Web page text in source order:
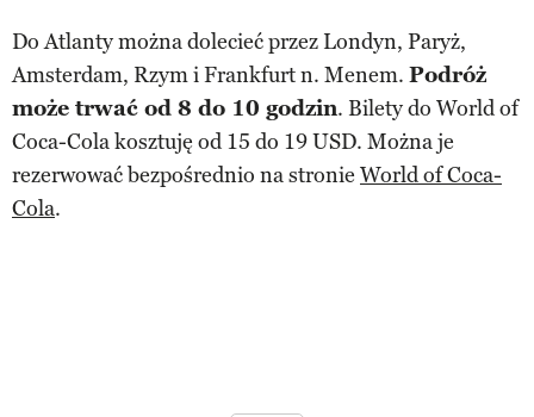
Do Atlanty można dolecieć przez Londyn, Paryż,
Amsterdam, Rzym i Frankfurt n. Menem. Podróż
może trwać od 8 do 10 godzin. Bilety do World of
Coca-Cola kosztuję od 15 do 19 USD. Można je
rezerwować bezpośrednio na stronie World of Coca-
Cola.